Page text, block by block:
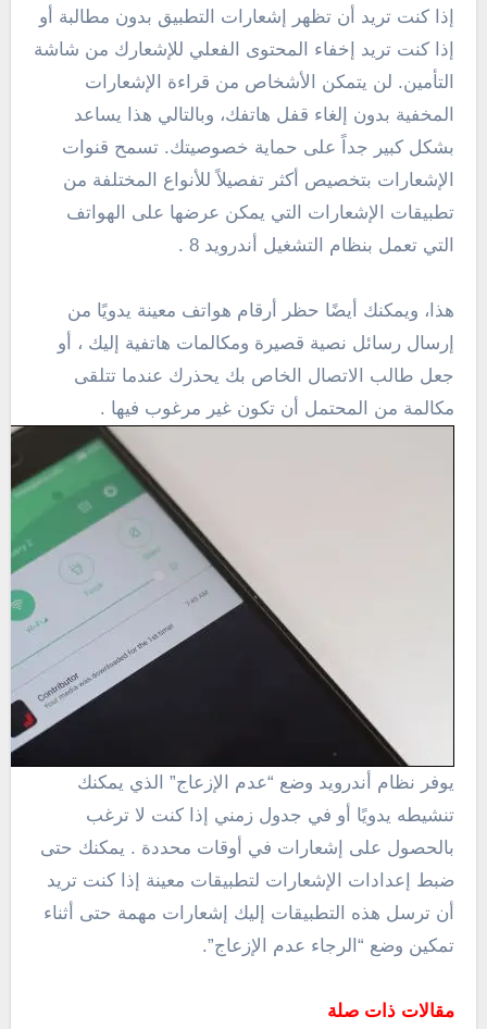
إذا كنت تريد أن تظهر إشعارات التطبيق بدون مطالبة أو
إذا كنت تريد إخفاء المحتوى الفعلي للإشعارك من شاشة
التأمين. لن يتمكن الأشخاص من قراءة الإشعارات
المخفية بدون إلغاء قفل هاتفك، وبالتالي هذا يساعد
بشكل كبير جداً على حماية خصوصيتك. تسمح قنوات
الإشعارات بتخصيص أكثر تفصيلاً للأنواع المختلفة من
تطبيقات الإشعارات التي يمكن عرضها على الهواتف
التي تعمل بنظام التشغيل أندرويد 8 .
هذا، ويمكنك أيضًا حظر أرقام هواتف معينة يدويًا من
إرسال رسائل نصية قصيرة ومكالمات هاتفية إليك ، أو
جعل طالب الاتصال الخاص بك يحذرك عندما تتلقى
مكالمة من المحتمل أن تكون غير مرغوب فيها .
يوفر نظام أندرويد وضع “عدم الإزعاج” الذي يمكنك
تنشيطه يدويًا أو في جدول زمني إذا كنت لا ترغب
بالحصول على إشعارات في أوقات محددة . يمكنك حتى
ضبط إعدادات الإشعارات لتطبيقات معينة إذا كنت تريد
أن ترسل هذه التطبيقات إليك إشعارات مهمة حتى أثناء
تمكين وضع “الرجاء عدم الإزعاج”.
مقالات ذات صلة